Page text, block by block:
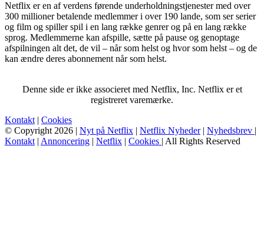
Netflix er en af verdens førende underholdningstjenester med over
300 millioner betalende medlemmer i over 190 lande, som ser serier
og film og spiller spil i en lang række genrer og på en lang række
sprog. Medlemmerne kan afspille, sætte på pause og genoptage
afspilningen alt det, de vil – når som helst og hvor som helst – og de
kan ændre deres abonnement når som helst.
Denne side er ikke associeret med Netflix, Inc. Netflix er et
registreret varemærke.
Kontakt | Cookies
© Copyright 2026 | Nyt på Netflix | Netflix Nyheder| Nyhedsbrev |
Kontakt | Annoncering | Netflix | Cookies | All Rights Reserved